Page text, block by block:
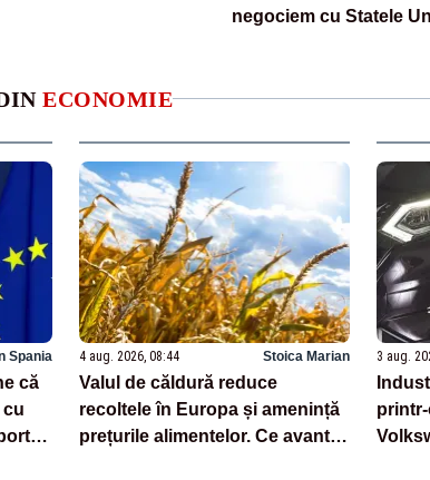
negociem cu Statele
ECONOMIE
Spania
că
cu
4 aug. 2026, 08:44 Stoica Marian
Valul de căldură reduce
recoltele în Europa și amenință
prețurile alimentelor. Ce avantaj
3 aug.